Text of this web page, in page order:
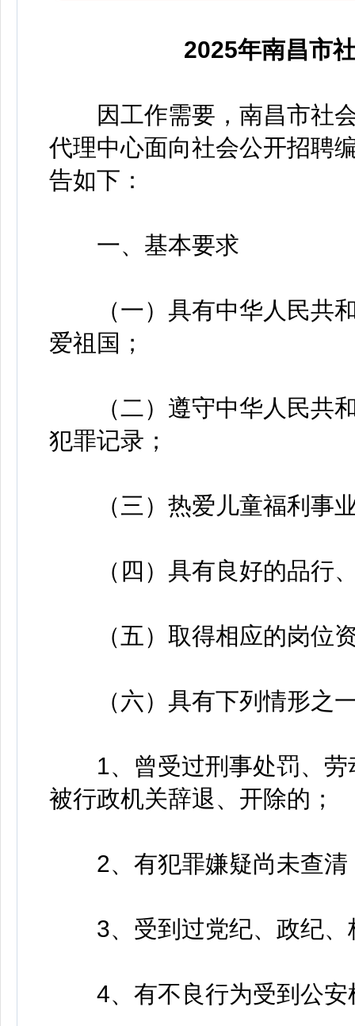
2025年南昌市
因工作需要，南昌市社会
代理中心面向社会公开招聘
告如下：
一、基本要求
（一）具有中华人民共和
爱祖国；
（二）遵守中华人民共和
犯罪记录；
（三）热爱儿童福利事业
（四）具有良好的品行、
（五）取得相应的岗位
（六）具有下列情形之一
1、曾受过刑事处罚、劳
被行政机关辞退、开除的；
2、有犯罪嫌疑尚未查清
3、受到过党纪、政纪、
4、有不良行为受到公安